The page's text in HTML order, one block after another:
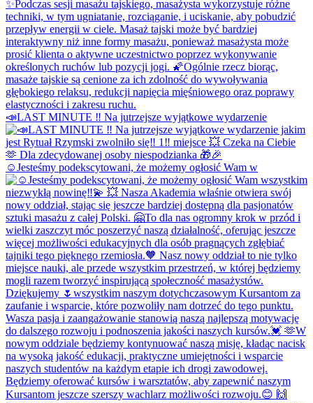
📣LAST MINUTE ‼️ Na jutrzejsze wyjątkowe wydarzenie
☺️Jesteśmy podekscytowani, że możemy ogłosić Wam w